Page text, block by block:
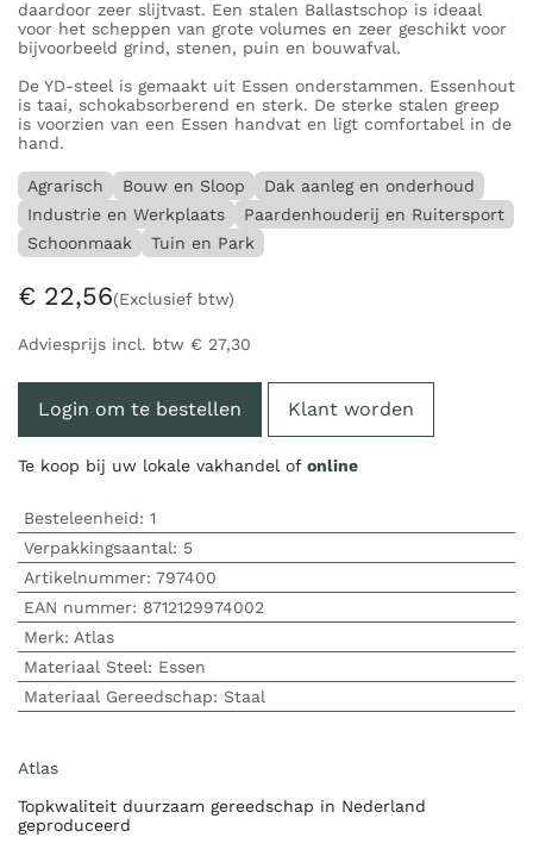
daardoor zeer slijtvast. Een stalen Ballastschop is ideaal
voor het scheppen van grote volumes en zeer geschikt voor
bijvoorbeeld grind, stenen, puin en bouwafval.
De YD-steel is gemaakt uit Essen onderstammen. Essenhout
is taai, schokabsorberend en sterk. De sterke stalen greep
is voorzien van een Essen handvat en ligt comfortabel in de
hand.
Agrarisch Bouw en Sloop
Dak aanleg en onderhoud
Industrie en Werkplaats
Paardenhouderij en Ruitersport
Schoonmaak
Tuin en Park
€ 22,56(Exclusief btw)
Adviesprijs incl. btw € 27,30
Login om te bestellen Klant worden
Te koop bij uw lokale vakhandel of online
Besteleenheid: 1
Verpakkingsaantal: 5
Artikelnummer: 797400
EAN nummer: 8712129974002
Merk: Atlas
Materiaal Steel: Essen
Materiaal Gereedschap: Staal
Atlas
Topkwaliteit duurzaam gereedschap in Nederland
geproduceerd